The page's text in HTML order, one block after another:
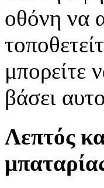
οθόνη να
μπορείτε
βάσει
Λεπτός